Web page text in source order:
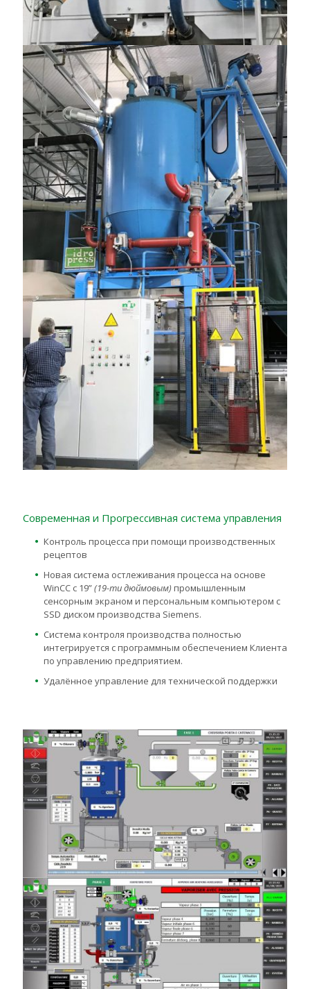
Современная и Прогрессивная система управления
Контроль процесса при помощи производственных
рецептов
Новая система остлеживания процесса на основе
WinCC с 19”(19-ти дюймовым)промышленным
сенсорным экраном и персональным компьютером с
SSD диском производства Siemens.
Система контроля производства полностью
интегрируется с программным обеспечением Клиента
по управлению предприятием.
Удалённое управление для технической поддержки